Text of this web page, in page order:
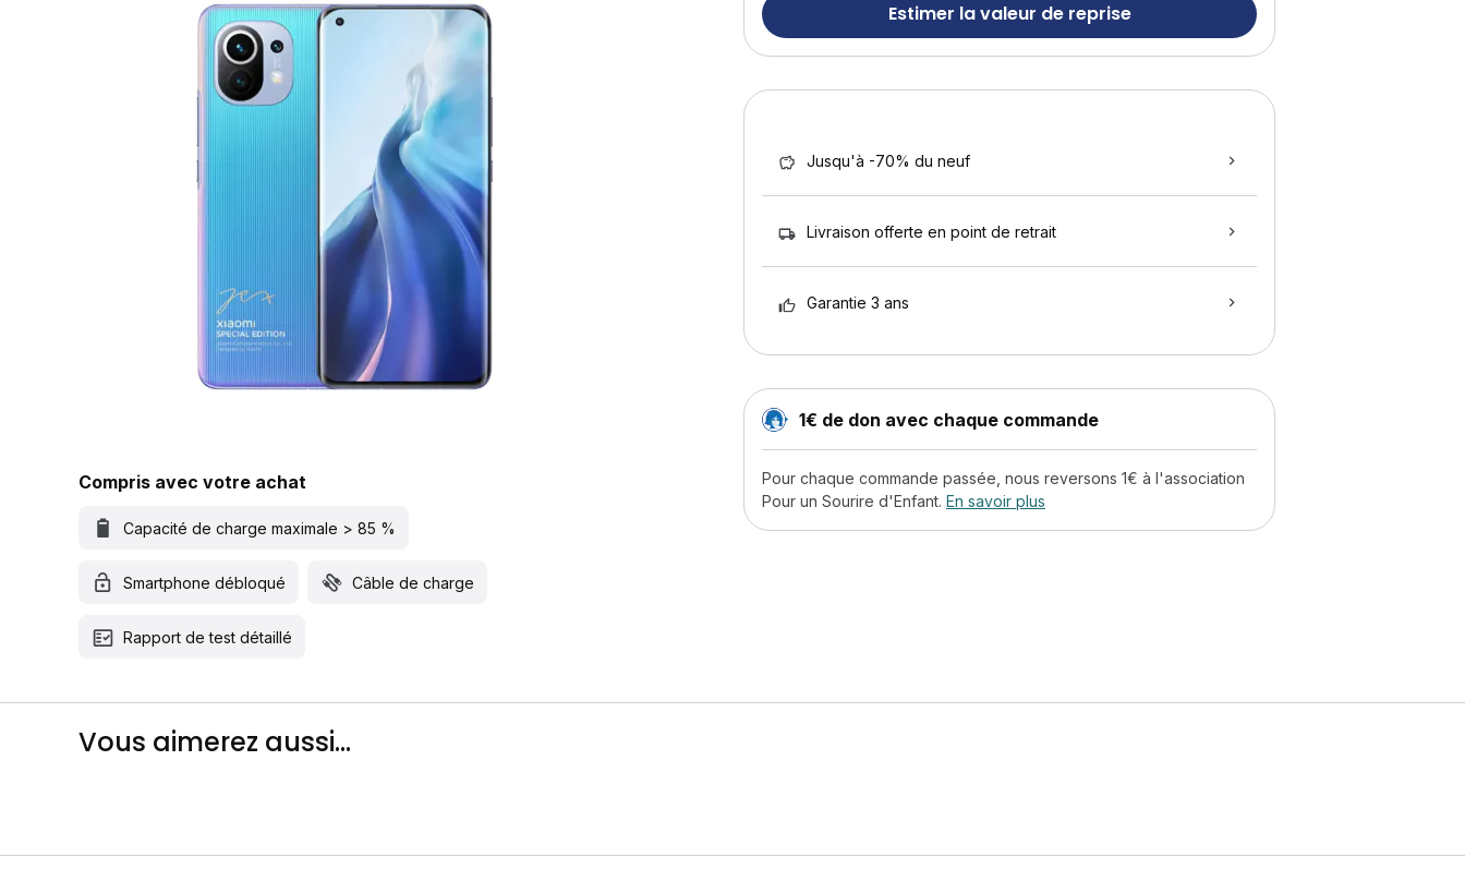
Compris avec votre achat
Capacité de charge maximale > 85 %
Smartphone débloqué Câble de charge
Rapport de test détaillé
Estimer la valeur de reprise
Jusqu'à -70% du neuf
Livraison offerte en point de retrait
Garantie 3 ans
1€ de don avec chaque commande
Pour chaque commande passée, nous reversons 1€ à l'association
Pour un Sourire d'Enfant. En savoir plus
Vous aimerez aussi...